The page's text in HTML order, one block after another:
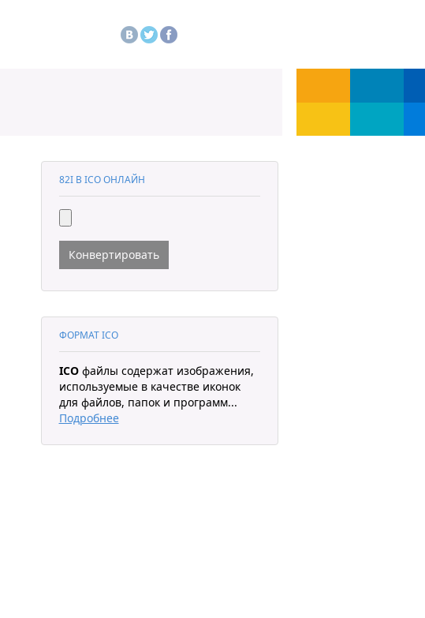
82I В ICO ОНЛАЙН
Конвертировать
ФОРМАТ ICO
ICOфайлы содержат изображения,
используемые в качестве иконок
для файлов, папок и программ...
Подробнее